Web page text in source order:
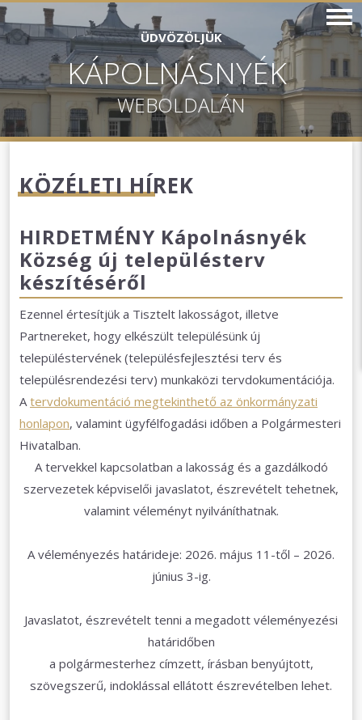
ÜDVÖZÖLJÜK
KÁPOLNÁSNYÉK
WEBOLDALÁN
KÖZÉLETI HÍREK
HIRDETMÉNY Kápolnásnyék
Község új településterv
készítéséről
Ezennel értesítjük a Tisztelt lakosságot, illetve
Partnereket, hogy elkészült településünk új
településtervének (településfejlesztési terv és
településrendezési terv) munkaközi tervdokumentációja.
Atervdokumentáció megtekinthető az önkormányzati
honlapon, valamint ügyfélfogadási időben a Polgármesteri
Hivatalban.
A tervekkel kapcsolatban a lakosság és a gazdálkodó
szervezetek képviselői javaslatot, észrevételt tehetnek,
valamint véleményt nyilváníthatnak.
A véleményezés határideje: 2026. május 11-től – 2026.
június 3-ig.
Javaslatot, észrevételt tenni a megadott véleményezési
határidőben
a polgármesterhez címzett, írásban benyújtott,
szövegszerű, indoklással ellátott észrevételben lehet.